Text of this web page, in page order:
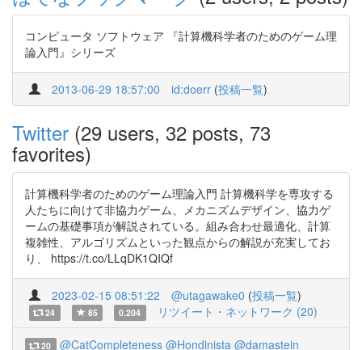
コンピュータ ソフトウェア 『計算機科学者のためのゲーム理
論入門』シリーズ
2013-06-29 18:57:00 id:doerr (投稿一覧)
Twitter (29 users, 32 posts, 73
favorites)
計算機科学者のためのゲーム理論入門 計算機科学を専攻する
人たちに向けて非協力ゲーム、メカニズムデザイン、協力ゲ
ームの基礎事項が解説されている。組み合わせ最適化、計算
複雑性、アルゴリズムといった観点からの解説が充実してお
り、 https://t.co/LLqDK1QIQf
2023-02-15 08:51:22 @utagawake0 (投稿一覧)
24 85 0.204 リツイート・ネットワーク (20)
20 @CatCompleteness @Hondinista @damastein